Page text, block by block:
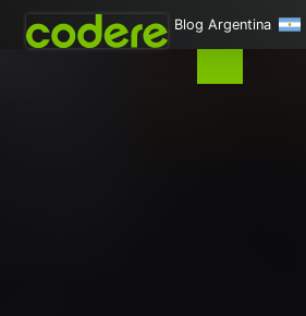
Blog Argentina